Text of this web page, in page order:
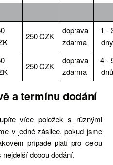
250 CZK
doprava
zdarma
1 -
dny
250 CZK
doprava
zdarma
4 -
dnů
a termínu dodání
více položek s různými
v jedné zásilce, pokud jsme
případě platí pro celou
dobou dodání.